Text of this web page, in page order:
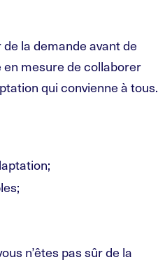
la demande avant de
mesure de collaborer
qui convienne à tous.
n’êtes pas sûr de la